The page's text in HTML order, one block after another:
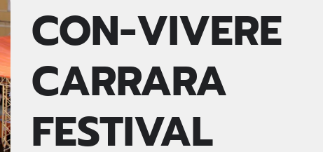
CON-VIVERE
CARRARA
FESTIVAL